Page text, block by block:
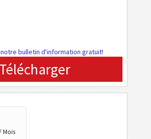
bulletin d'information gratuit!
Télécharger
Mois